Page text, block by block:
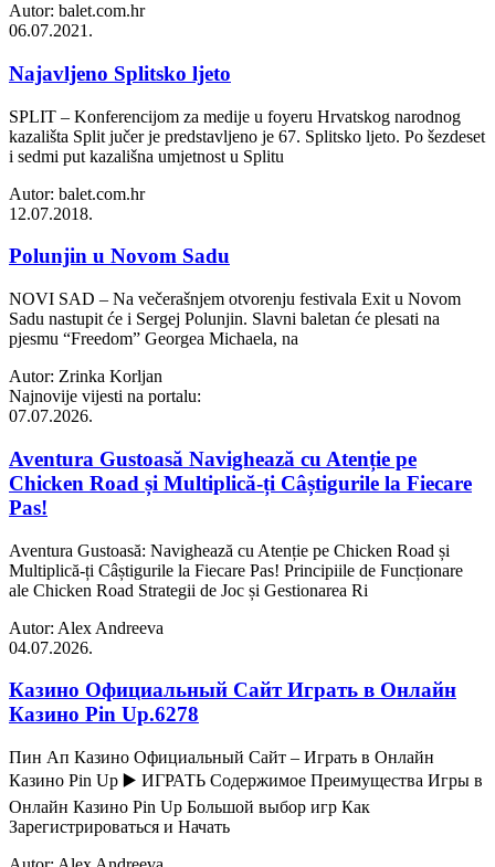
Autor: balet.com.hr
06.07.2021.
Najavljeno Splitsko ljeto
SPLIT – Konferencijom za medije u foyeru Hrvatskog narodnog
kazališta Split jučer je predstavljeno je 67. Splitsko ljeto. Po šezdeset
i sedmi put kazališna umjetnost u Splitu
Autor: balet.com.hr
12.07.2018.
Polunjin u Novom Sadu
NOVI SAD – Na večerašnjem otvorenju festivala Exit u Novom
Sadu nastupit će i Sergej Polunjin. Slavni baletan će plesati na
pjesmu “Freedom” Georgea Michaela, na
Autor: Zrinka Korljan
Najnovije vijesti na portalu:
07.07.2026.
Aventura Gustoasă Navighează cu Atenție pe
Chicken Road și Multiplică-ți Câștigurile la Fiecare
Pas!
Aventura Gustoasă: Navighează cu Atenție pe Chicken Road și
Multiplică-ți Câștigurile la Fiecare Pas! Principiile de Funcționare
ale Chicken Road Strategii de Joc și Gestionarea Ri
Autor: Alex Andreeva
04.07.2026.
Казино Официальный Сайт Играть в Онлайн
Казино Pin Up.6278
Пин Ап Казино Официальный Сайт – Играть в Онлайн
Казино Pin Up ▶️ ИГРАТЬ Содержимое Преимущества Игры в
Онлайн Казино Pin Up Большой выбор игр Как
Зарегистрироваться и Начать